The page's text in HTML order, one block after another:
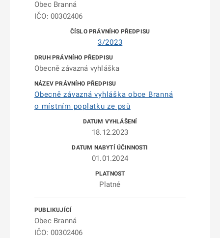
Obec Branná
IČO: 00302406
3/2023
Obecně závazná vyhláška
Obecně závazná vyhláška obce Branná
o místním poplatku ze psů
18.12.2023
01.01.2024
Platné
Obec Branná
IČO: 00302406